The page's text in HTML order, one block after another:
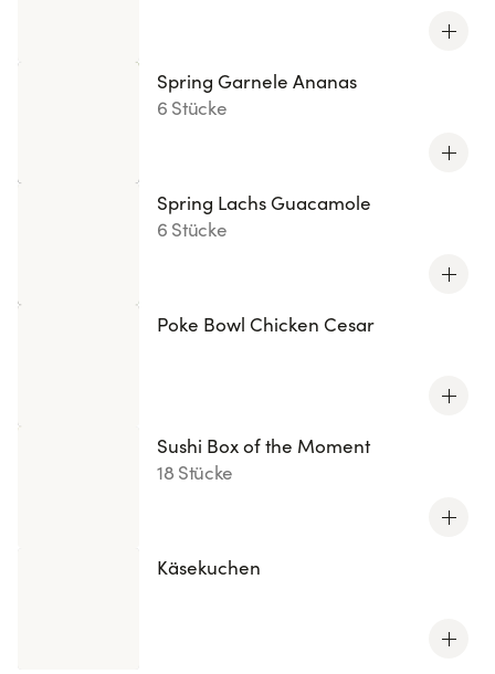
Spring Garnele Ananas
6 Stücke
Spring Lachs Guacamole
6 Stücke
Poke Bowl Chicken Cesar
Sushi Box of the Moment
18 Stücke
Käsekuchen